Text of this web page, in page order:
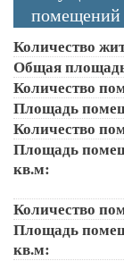
помещений
Количество
Общая
Количество
Площадь
Количество
Площадь
кв.м:
Количество
Площадь
кв.м: